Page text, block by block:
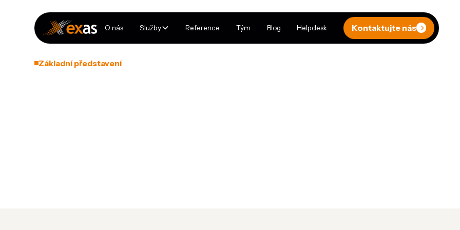
O nás Služby Reference Tým Blog Helpdesk Kontaktujte nás
Základní představení